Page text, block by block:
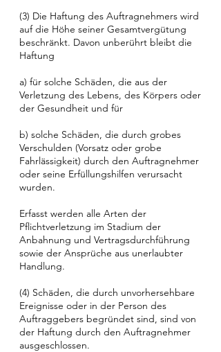
(3) Die Haftung des Auftragnehmers wird
auf die Höhe seiner Gesamtvergütung
beschränkt. Davon unberührt bleibt die
Haftung
a) für solche Schäden, die aus der
Verletzung des Lebens, des Körpers oder
der Gesundheit und für
b) solche Schäden, die durch grobes
Verschulden (Vorsatz oder grobe
Fahrlässigkeit) durch den Auftragnehmer
oder seine Erfüllungshilfen verursacht
wurden.
Erfasst werden alle Arten der
Pflichtverletzung im Stadium der
Anbahnung und Vertragsdurchführung
sowie der Ansprüche aus unerlaubter
Handlung.
(4) Schäden, die durch unvorhersehbare
Ereignisse oder in der Person des
Auftraggebers begründet sind, sind von
der Haftung durch den Auftragnehmer
ausgeschlossen.